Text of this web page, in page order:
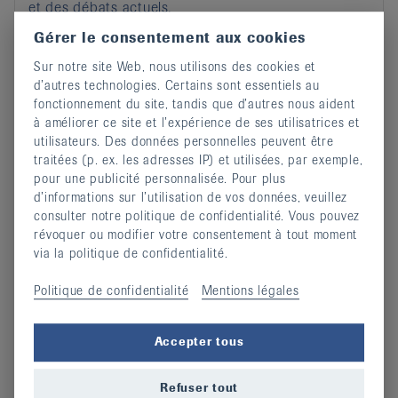
et des débats actuels.
continuer
La thérapie de l'arthrose
Gérer le consentement aux cookies
Sur notre site Web, nous utilisons des cookies et
d’autres technologies. Certains sont essentiels au
fonctionnement du site, tandis que d’autres nous aident
à améliorer ce site et l’expérience de ses utilisatrices et
utilisateurs. Des données personnelles peuvent être
traitées (p. ex. les adresses IP) et utilisées, par exemple,
pour une publicité personnalisée. Pour plus
d’informations sur l’utilisation de vos données, veuillez
consulter notre politique de confidentialité. Vous pouvez
révoquer ou modifier votre consentement à tout moment
via la politique de confidentialité.
Politique de confidentialité Mentions légales
Accepter tous
Refuser tout